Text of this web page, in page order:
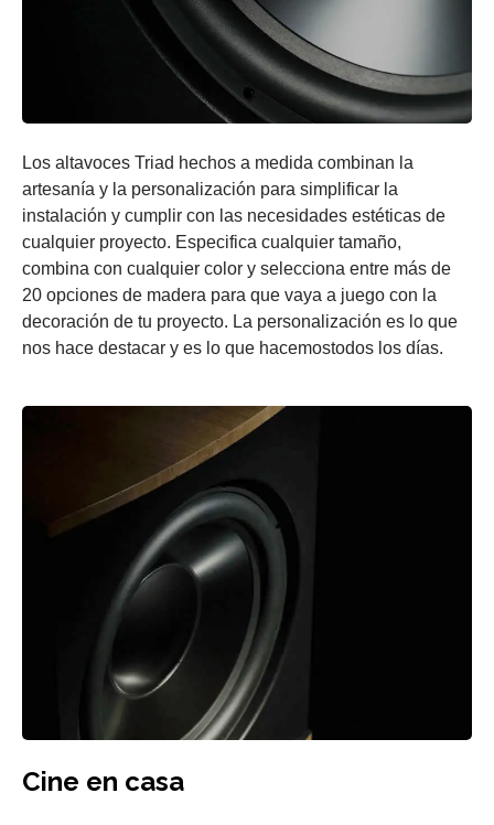
Los altavoces Triad hechos a medida combinan la
artesanía y la personalización para simplificar la
instalación y cumplir con las necesidades estéticas de
cualquier proyecto. Especifica cualquier tamaño,
combina con cualquier color y selecciona entre más de
20 opciones de madera para que vaya a juego con la
decoración de tu proyecto. La personalización es lo que
nos hace destacar y es lo que hacemostodos los días.
Cine en casa